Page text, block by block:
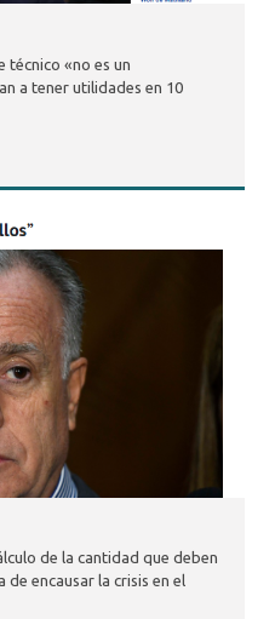
técnico «no es un
a tener utilidades en 10
de la cantidad que deben
encausar la crisis en el